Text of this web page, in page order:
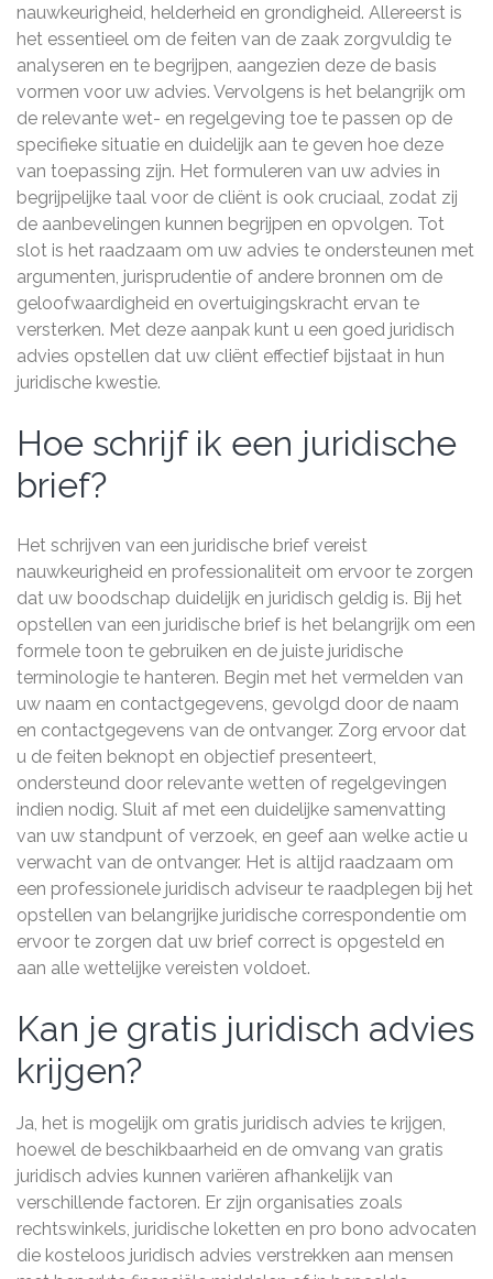
nauwkeurigheid, helderheid en grondigheid. Allereerst is
het essentieel om de feiten van de zaak zorgvuldig te
analyseren en te begrijpen, aangezien deze de basis
vormen voor uw advies. Vervolgens is het belangrijk om
de relevante wet- en regelgeving toe te passen op de
specifieke situatie en duidelijk aan te geven hoe deze
van toepassing zijn. Het formuleren van uw advies in
begrijpelijke taal voor de cliënt is ook cruciaal, zodat zij
de aanbevelingen kunnen begrijpen en opvolgen. Tot
slot is het raadzaam om uw advies te ondersteunen met
argumenten, jurisprudentie of andere bronnen om de
geloofwaardigheid en overtuigingskracht ervan te
versterken. Met deze aanpak kunt u een goed juridisch
advies opstellen dat uw cliënt effectief bijstaat in hun
juridische kwestie.
Hoe schrijf ik een juridische
brief?
Het schrijven van een juridische brief vereist
nauwkeurigheid en professionaliteit om ervoor te zorgen
dat uw boodschap duidelijk en juridisch geldig is. Bij het
opstellen van een juridische brief is het belangrijk om een
formele toon te gebruiken en de juiste juridische
terminologie te hanteren. Begin met het vermelden van
uw naam en contactgegevens, gevolgd door de naam
en contactgegevens van de ontvanger. Zorg ervoor dat
u de feiten beknopt en objectief presenteert,
ondersteund door relevante wetten of regelgevingen
indien nodig. Sluit af met een duidelijke samenvatting
van uw standpunt of verzoek, en geef aan welke actie u
verwacht van de ontvanger. Het is altijd raadzaam om
een professionele juridisch adviseur te raadplegen bij het
opstellen van belangrijke juridische correspondentie om
ervoor te zorgen dat uw brief correct is opgesteld en
aan alle wettelijke vereisten voldoet.
Kan je gratis juridisch advies
krijgen?
Ja, het is mogelijk om gratis juridisch advies te krijgen,
hoewel de beschikbaarheid en de omvang van gratis
juridisch advies kunnen variëren afhankelijk van
verschillende factoren. Er zijn organisaties zoals
rechtswinkels, juridische loketten en pro bono advocaten
die kosteloos juridisch advies verstrekken aan mensen